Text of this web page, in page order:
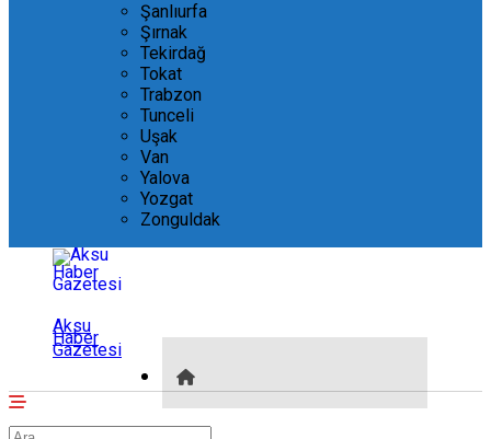
Şanlıurfa
Şırnak
Tekirdağ
Tokat
Trabzon
Tunceli
Uşak
Van
Yalova
Yozgat
Zonguldak
Aksu
Haber
Gazetesi